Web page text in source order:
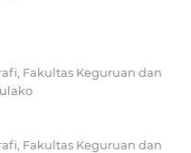
Fakultas Keguruan dan
Fakultas Keguruan dan